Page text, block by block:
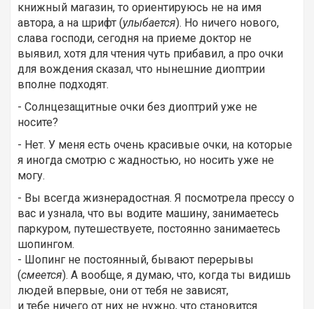
книжный магазин, то ориентируюсь не на имя
автора, а на шрифт (улыбается). Но ничего нового,
слава господи, сегодня на приеме доктор не
выявил, хотя для чтения чуть прибавил, а про очки
для вождения сказал, что нынешние диоптрии
вполне подходят.
- Солнцезащитные очки без диоптрий уже не
носите?
- Нет. У меня есть очень красивые очки, на которые
я иногда смотрю с жадностью, но носить уже не
могу.
- Вы всегда жизнерадостная. Я посмотрела прессу о
вас и узнала, что вы водите машину, занимаетесь
паркуром, путешествуете, постоянно занимаетесь
шопингом.
- Шопинг не постоянный, бывают перерывы
(смеется). А вообще, я думаю, что, когда ты видишь
людей впервые, они от тебя не зависят,
и тебе ничего от них не нужно, что становится